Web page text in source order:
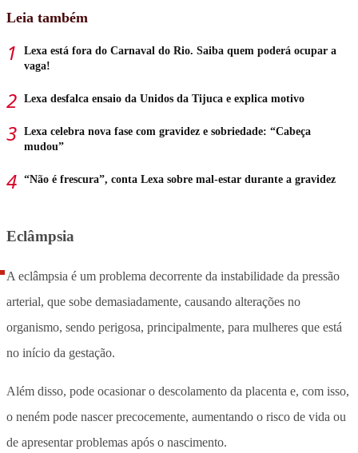
Leia também
Lexa está fora do Carnaval do Rio. Saiba quem poderá ocupar a
vaga!
Lexa desfalca ensaio da Unidos da Tijuca e explica motivo
Lexa celebra nova fase com gravidez e sobriedade: “Cabeça
mudou”
“Não é frescura”, conta Lexa sobre mal-estar durante a gravidez
Eclâmpsia
A eclâmpsia é um problema decorrente da instabilidade da pressão
arterial, que sobe demasiadamente, causando alterações no
organismo, sendo perigosa, principalmente, para mulheres que está
no início da gestação.
Além disso, pode ocasionar o descolamento da placenta e, com isso,
o neném pode nascer precocemente, aumentando o risco de vida ou
de apresentar problemas após o nascimento.